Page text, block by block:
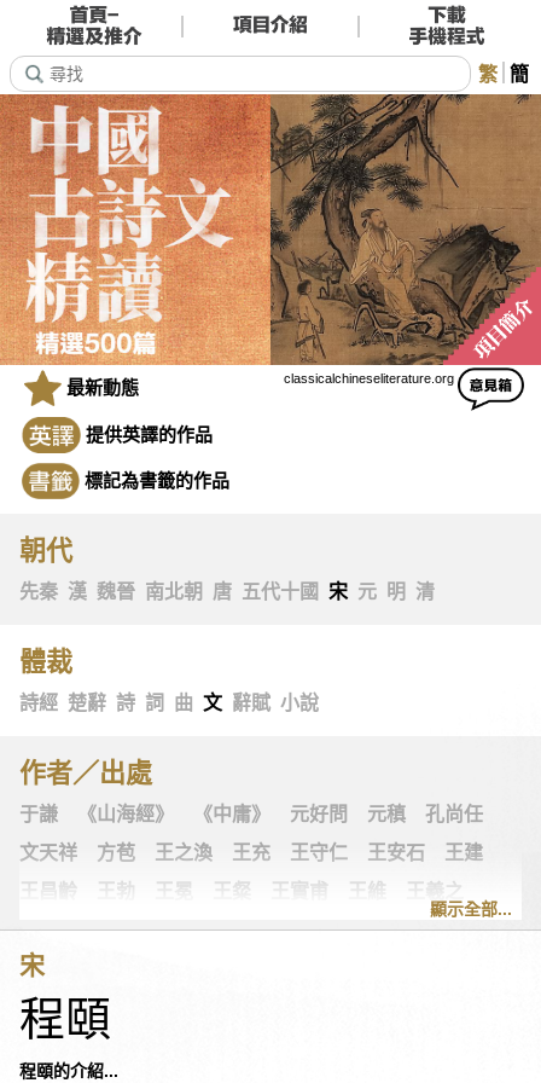
繁 簡
classicalchineseliterature.org
最新動態
提供英譯的作品
標記為書籤的作品
朝代
先秦 漢 魏晉 南北朝 唐 五代十國 宋 元 明 清
體裁
詩經 楚辭 詩 詞 曲 文 辭賦 小說
作者／出處
于謙 《山海經》 《中庸》 元好問 元稹
孔尚任
文天祥
方苞 王之渙 王充 王守仁 王安石
王建
王昌齡
王勃 王冕 王粲 王實甫 王維
王羲之
王翰
王觀 王讜 古詩十九首 古歌謠
史可法
司空圖
《左傳》
朱敦儒
朱慶餘
顯示全部...
宋
程頤
程頤的介紹...